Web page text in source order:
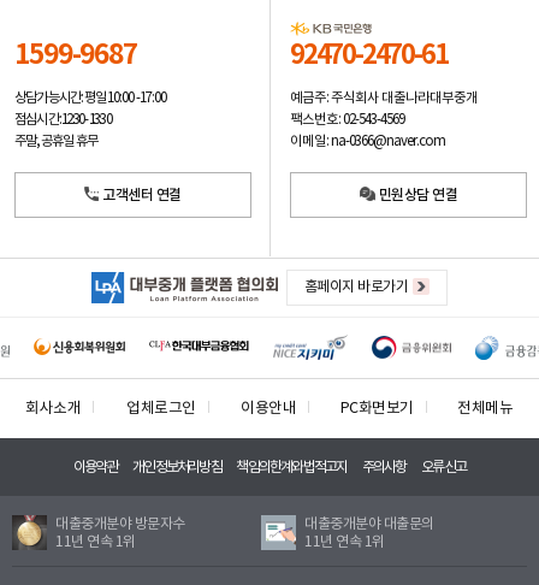
1599-9687
상담가능시간: 평일10:00 -17:00
점심시간: 12:30 - 13:30
주말, 공휴일 휴무
고객센터 연결
92470-2470-61
예금주: 주식회사 대출나라대부중개
팩스번호: 02-543-4569
이메일: na-0366@naver.com
민원상담 연결
홈페이지 바로가기
회사소개 업체로그인 이용안내 PC화면보기 전체메뉴
이용약관 개인정보처리방침 책임의한계와법적고지 주의사항 오류신고
대출중개분야 방문자수
11년 연속 1위
대출중개분야 대출문의
11년 연속 1위